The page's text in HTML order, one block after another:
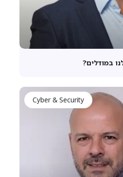
במודלים?
Cyber & Security